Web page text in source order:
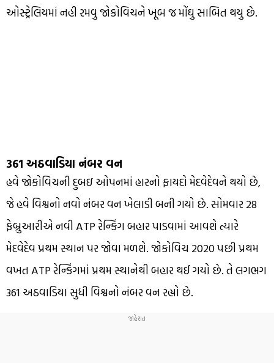
ઓસ્ટ્રેલિયમાં નહી રમવુ જોકોવિચને ખૂબ જ મોંઘુ સાબિત થયુ છે.
361 અઠવાડિયા નંબર વન
હવે જોકોવિચની દુબઇ ઓપનમાં હારનો ફાયદો મેદવેદેવને થયો છે,
જે હવે વિશ્વનો નવો નંબર વન ખેલાડી બની ગયો છે. સોમવાર 28
ફેબ્રુઆરીએ નવી ATP રેન્કિંગ બહાર પાડવામાં આવશે ત્યારે
મેદવેદેવ પ્રથમ સ્થાન પર જોવા મળશે. જોકોવિચ 2020 પછી પ્રથમ
વખત ATP રેન્કિંગમાં પ્રથમ સ્થાનેથી બહાર થઈ ગયો છે. તે લગભગ
361 અઠવાડિયા સુધી વિશ્વનો નંબર વન રહ્યો છે.